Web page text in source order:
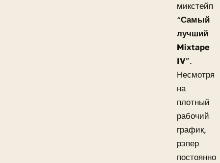
микстейп
“Самый
лучший
Mixtape
IV”.
Несмотря
на
плотный
рабочий
график,
рэпер
постоянно